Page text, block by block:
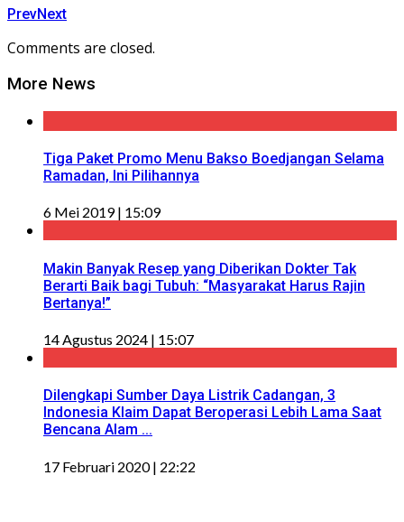
PrevNext
Comments are closed.
More News
Tiga Paket Promo Menu Bakso Boedjangan Selama
Ramadan, Ini Pilihannya
6 Mei 2019 | 15:09
Makin Banyak Resep yang Diberikan Dokter Tak
Berarti Baik bagi Tubuh: “Masyarakat Harus Rajin
Bertanya!”
14 Agustus 2024 | 15:07
Dilengkapi Sumber Daya Listrik Cadangan, 3
Indonesia Klaim Dapat Beroperasi Lebih Lama Saat
Bencana Alam ...
17 Februari 2020 | 22:22